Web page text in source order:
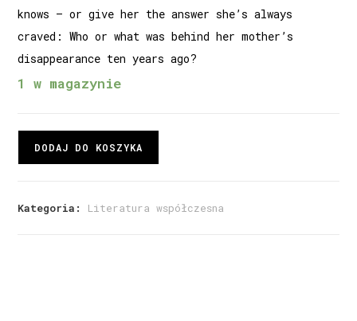
knows – or give her the answer she’s always
craved: Who or what was behind her mother’s
disappearance ten years ago?
1 w magazynie
DODAJ DO KOSZYKA
Kategoria: Literatura współczesna